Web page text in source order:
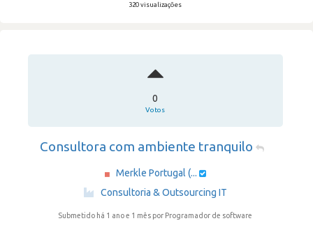
320 visualizações
0
Votos
Consultora com ambiente tranquilo
Merkle Portugal (...
·
Consultoria & Outsourcing IT
Submetido há 1 ano e 1 mês por Programador de software